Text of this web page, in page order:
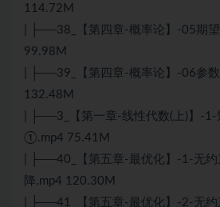
114.72M
| ├──38_【第四章-概率论】-05期
99.98M
| ├──39_【第四章-概率论】-06参
132.48M
| ├──3_【第一章-线性代数(上)】-1-
①.mp4 75.41M
| ├──40_【第五章-最优化】-1-无约
降.mp4 120.30M
| ├──41_【第五章-最优化】-2-无约